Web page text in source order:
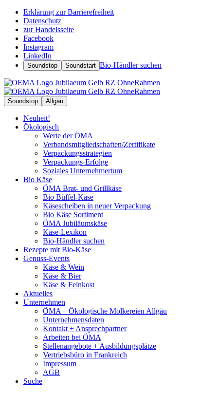
Erklärung zur Barrierefreiheit
Datenschutz
zur Handelsseite
Facebook
Instagram
LinkedIn
Soundstop Soundstart Bio-Händler suchen
Soundstop Allgäu
Neuheit!
Ökologisch
Werte der ÖMA
Verbandsmitgliedschaften/Zertifikate
Verpackungsstrategien
Verpackungs-Erfolge
Soziales Unternehmertum
Bio Käse
ÖMA Brat- und Grillkäse
Bio Büffel-Käse
Käsescheiben in neuer Verpackung
Bio Käse Sortiment
ÖMA Jubiläumskäse
Käse-Lexikon
Bio-Händler suchen
Rezepte mit Bio-Käse
Genuss-Events
Käse & Wein
Käse & Bier
Käse & Feinkost
Aktuelles
Unternehmen
ÖMA – Ökologische Molkereien Allgäu
Unternehmensdaten
Kontakt + Ansprechpartner
Arbeiten bei ÖMA
Stellenangebote + Ausbildungsplätze
Vertriebsbüro in Frankreich
Impressum
AGB
Suche